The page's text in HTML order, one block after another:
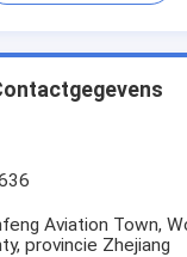
Aviation Town,
provincie Zhejiang